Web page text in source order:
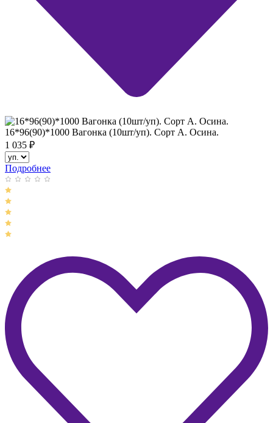
16*96(90)*1000 Вагонка (10шт/уп). Сорт А. Осина.
1 035 ₽
Подробнее